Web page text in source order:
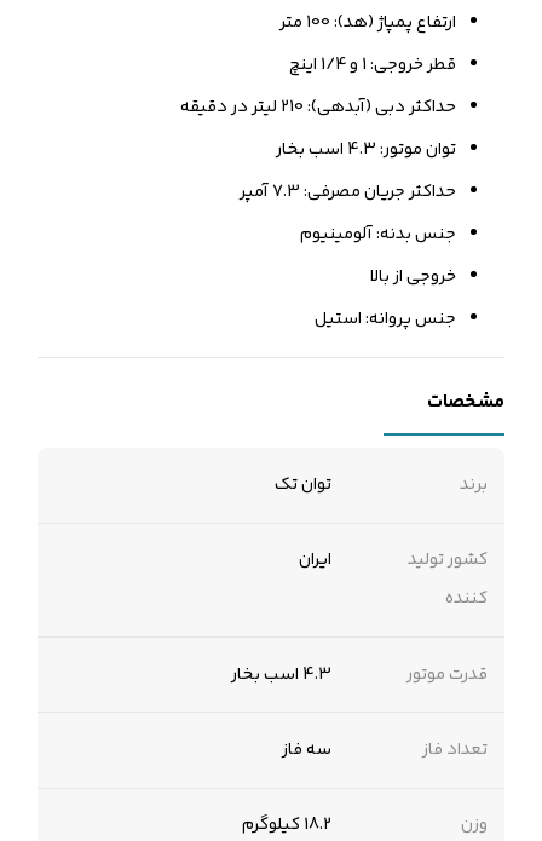
ارتفاع پمپاژ (هد): 100 متر
قطر خروجی: 1 و 1/4 اینچ
حداکثر دبی (آبدهی): 210 لیتر در دقیقه
توان موتور: 4.3 اسب بخار
حداکثر جریان مصرفی: 7.3 آمپر
جنس بدنه: آلومینیوم
خروجی از بالا
جنس پروانه: استیل
مشخصات
برند توان تک
کشور تولید
کننده
ایران
قدرت موتور 4.3 اسب بخار
تعداد فاز سه فاز
وزن 18.2 کیلوگرم